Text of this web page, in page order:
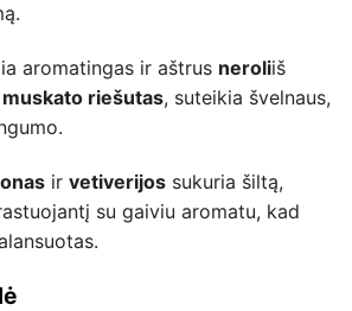
aromatingas ir aštrus neroliiš
muskato riešutas, suteikia švelnaus,
ir vetiverijos sukuria šiltą,
su gaiviu aromatu, kad